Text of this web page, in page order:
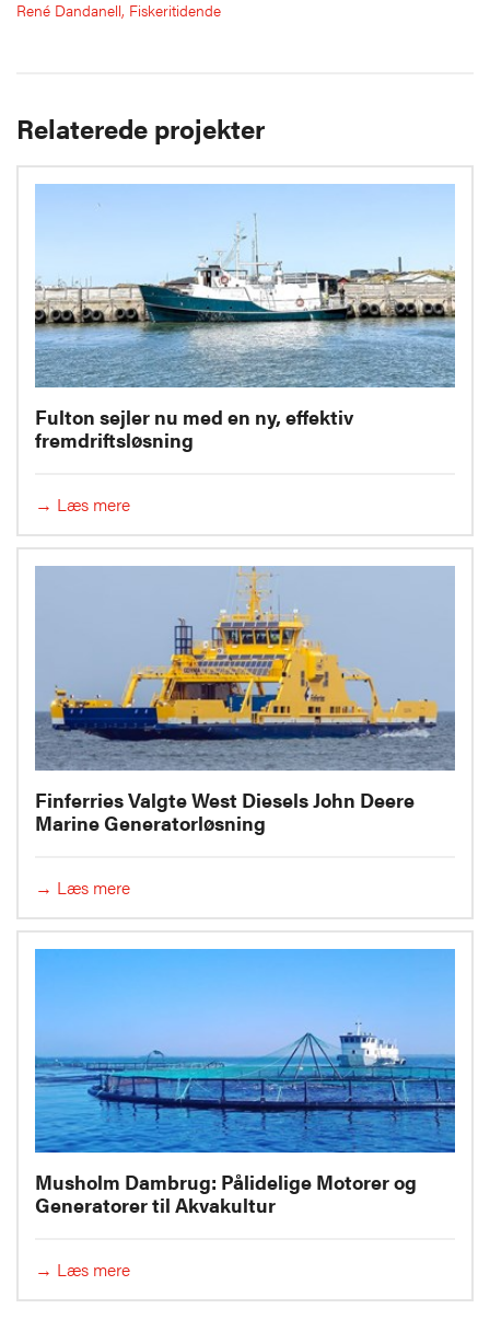
René Dandanell, Fiskeritidende
Relaterede projekter
Fulton sejler nu med en ny, effektiv
fremdriftsløsning
→ Læs mere
Finferries Valgte West Diesels John Deere
Marine Generatorløsning
→ Læs mere
Musholm Dambrug: Pålidelige Motorer og
Generatorer til Akvakultur
→ Læs mere